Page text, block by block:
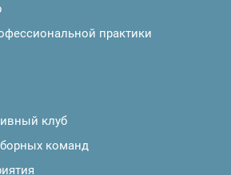
практики
клуб
команд